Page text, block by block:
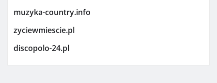
muzyka-country.info
zyciewmiescie.pl
discopolo-24.pl